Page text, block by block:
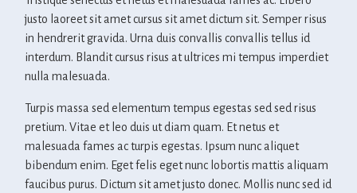
justo laoreet sit amet cursus sit amet dictum sit. Semper risus
in hendrerit gravida. Urna duis convallis convallis tellus id
interdum. Blandit cursus risus at ultrices mi tempus imperdiet
nulla malesuada.
Turpis massa sed elementum tempus egestas sed sed risus
pretium. Vitae et leo duis ut diam quam. Et netus et
malesuada fames ac turpis egestas. Ipsum nunc aliquet
bibendum enim. Eget felis eget nunc lobortis mattis aliquam
faucibus purus. Dictum sit amet justo donec. Mollis nunc sed id